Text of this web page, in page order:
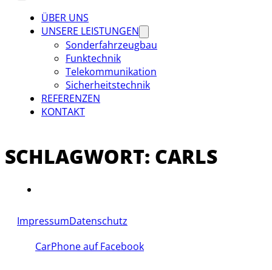
ÜBER UNS
UNSERE LEISTUNGEN
Sonderfahrzeugbau
Funktechnik
Telekommunikation
Sicherheitstechnik
REFERENZEN
KONTAKT
SCHLAGWORT: CARLS
ImpressumDatenschutz
CarPhone auf Facebook